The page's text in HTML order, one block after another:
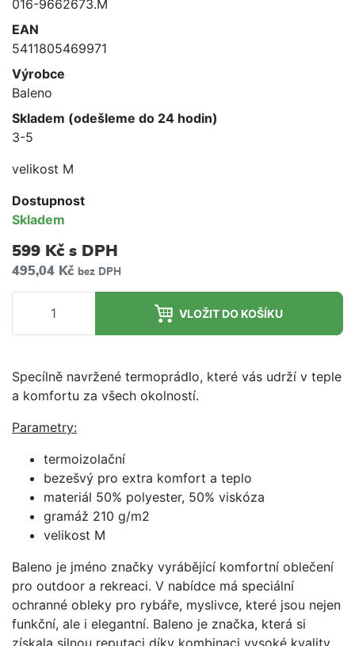
016-9662673.M
EAN
5411805469971
Výrobce
Baleno
Skladem (odešleme do 24 hodin)
3-5
velikost M
Dostupnost
Skladem
599 Kč s DPH
495,04 Kč bez DPH
VLOŽIT DO KOŠÍKU
Specílně navržené termoprádlo, které vás udrží v teple
a komfortu za všech okolností.
Parametry:
termoizolační
bezešvý pro extra komfort a teplo
materiál 50% polyester, 50% viskóza
gramáž 210 g/m2
velikost M
Baleno je jméno značky vyrábějící komfortní oblečení
pro outdoor a rekreaci. V nabídce má speciální
ochranné obleky pro rybáře, myslivce, které jsou nejen
funkční, ale i elegantní. Baleno je značka, která si
získala silnou reputaci díky kombinaci vysoké kvality,